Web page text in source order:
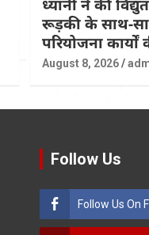
ध्यानी ने की
रूड़की के साथ-
परियोजना कार्यों
August 8, 2026
Follow Us
Follow Us On